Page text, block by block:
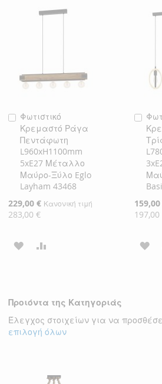
Φωτιστικό
Κρεμαστό Ράγα
Πεντάφωτη
L960xH1100mm
5xE27 Μέταλλο
Μαύρο-Ξύλο Eglo
Layham 43468
Ειδική
Τιμή
229,00 € Κανονική τιμή
283,00 €
Προσθήκη
στο
Καλάθι
ΠΡΟΣΘΉΚΗ
ΕΠΙΘΥΜΙΏΝ
Ειδική
Τιμή
197,00
στο
Προιόντα της Κατηγοριάς
Έλεγχος στοιχείων για να
επιλογή όλων